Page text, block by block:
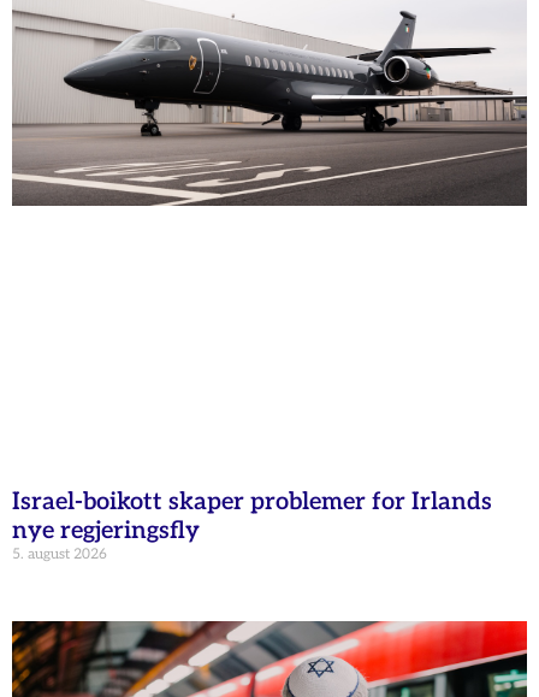
Israel-boikott skaper problemer for Irlands
nye regjeringsfly
5. august 2026